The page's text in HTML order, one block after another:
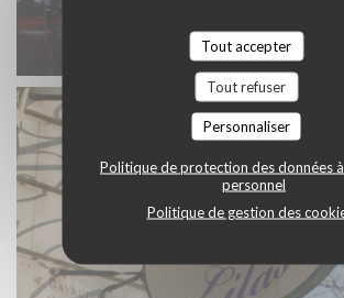
Tout accepter
Tout refuser
Personnaliser
Politique de protection des données
personnel
Politique de gestion des